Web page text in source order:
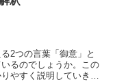
2つの言葉「御意」と
るのでしょうか。この
やすく説明していきま